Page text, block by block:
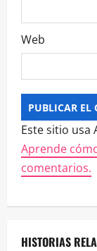
Web
Este sitio usa
Aprende
comentarios.
HISTORIAS